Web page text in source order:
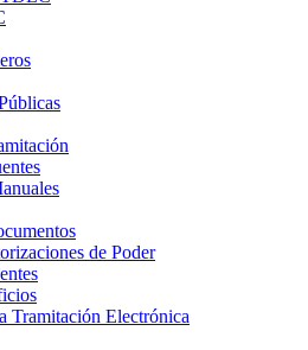
de Poder
Tramitación Electrónica